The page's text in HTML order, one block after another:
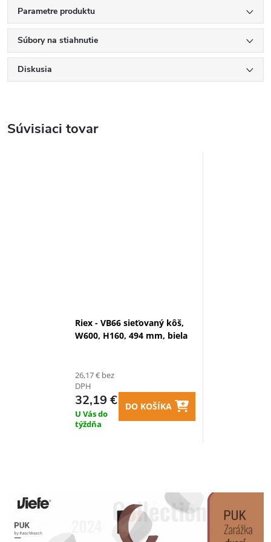
Parametre produktu
Súbory na stiahnutie
Diskusia
Súvisiaci tovar
Riex - VB66 sieťovaný kôš,
W600, H160, 494 mm, biela
26,17 € bez
DPH
32,19 €
U Vás do
týždňa
DO KOŠÍKA